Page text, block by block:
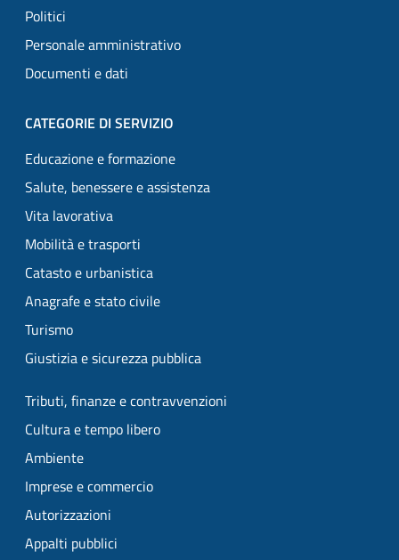
Politici
Personale amministrativo
Documenti e dati
CATEGORIE DI SERVIZIO
Educazione e formazione
Salute, benessere e assistenza
Vita lavorativa
Mobilità e trasporti
Catasto e urbanistica
Anagrafe e stato civile
Turismo
Giustizia e sicurezza pubblica
Tributi, finanze e contravvenzioni
Cultura e tempo libero
Ambiente
Imprese e commercio
Autorizzazioni
Appalti pubblici